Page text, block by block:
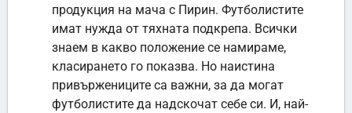
продукция на мача с Пирин. Футболистите
имат нужда от тяхната подкрепа. Всички
знаем в какво положение се намираме,
класирането го показва. Но наистина
привържениците са важни, за да могат
футболистите да надскочат себе си. И, най-